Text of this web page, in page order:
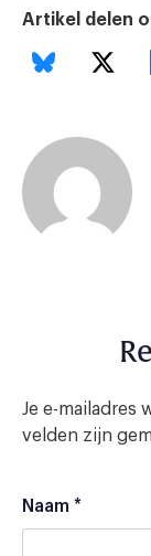
Artikel delen
Je e-mailadres
velden zijn
Naam *